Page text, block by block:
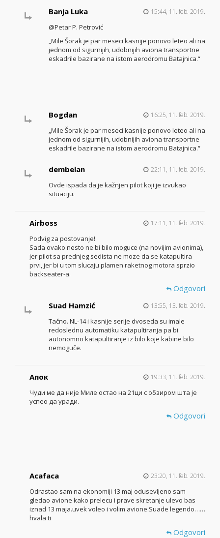
Banja Luka
15:44, 11. feb. 2019.
@Petar P. Petrović
„Mile Šorak je par meseci kasnije ponovo leteo ali na
jednom od sigurnijih, udobnijih aviona transportne
eskadrile bazirane na istom aerodromu Batajnica.“
Bogdan 16:25, 11. feb. 2019.
„Mile Šorak je par meseci kasnije ponovo leteo ali na
jednom od sigurnijih, udobnijih aviona transportne
eskadrile bazirane na istom aerodromu Batajnica.“
dembelan 22:11, 11. feb. 2019.
Ovde ispada da je kažnjen pilot koji je izvukao
situaciju.
Airboss 17:11, 11. feb. 2019.
Podvig za postovanje!
Sada ovako nesto ne bi bilo moguce (na novijim avionima),
jer pilot sa prednjeg sedista ne moze da se katapultira
prvi, jer bi u tom slucaju plamen raketnog motora sprzio
backseater-a.
Odgovori
Suad Hamzić
13:55, 13. feb. 2019.
Tačno. NL-14 i kasnije serije dvoseda su imale
redoslednu automatiku katapultiranja pa bi
autonomno katapultiranje iz bilo koje kabine bilo
nemoguče.
Апок 19:33, 11. feb. 2019.
Чуди ме да није Миле остао на 21ци с обзиром шта је
успео да уради.
Odgovori
Acafaca 23:20, 11. feb. 2019.
Odrastao sam na ekonomiji 13 maj odusevljeno sam
gledao avione kako prelecu i prave skretanje ulevo bas
iznad 13 maja.uvek voleo i volim avione.Suade legendo……
hvala ti
Odgovori